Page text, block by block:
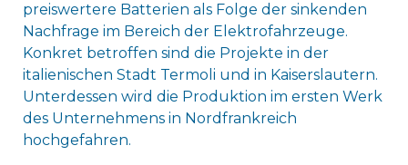
preiswertere Batterien als Folge der sinkenden
Nachfrage im Bereich der Elektrofahrzeuge.
Konkret betroffen sind die Projekte in der
italienischen Stadt Termoli und in Kaiserslautern.
Unterdessen wird die Produktion im ersten Werk
des Unternehmens in Nordfrankreich
hochgefahren.